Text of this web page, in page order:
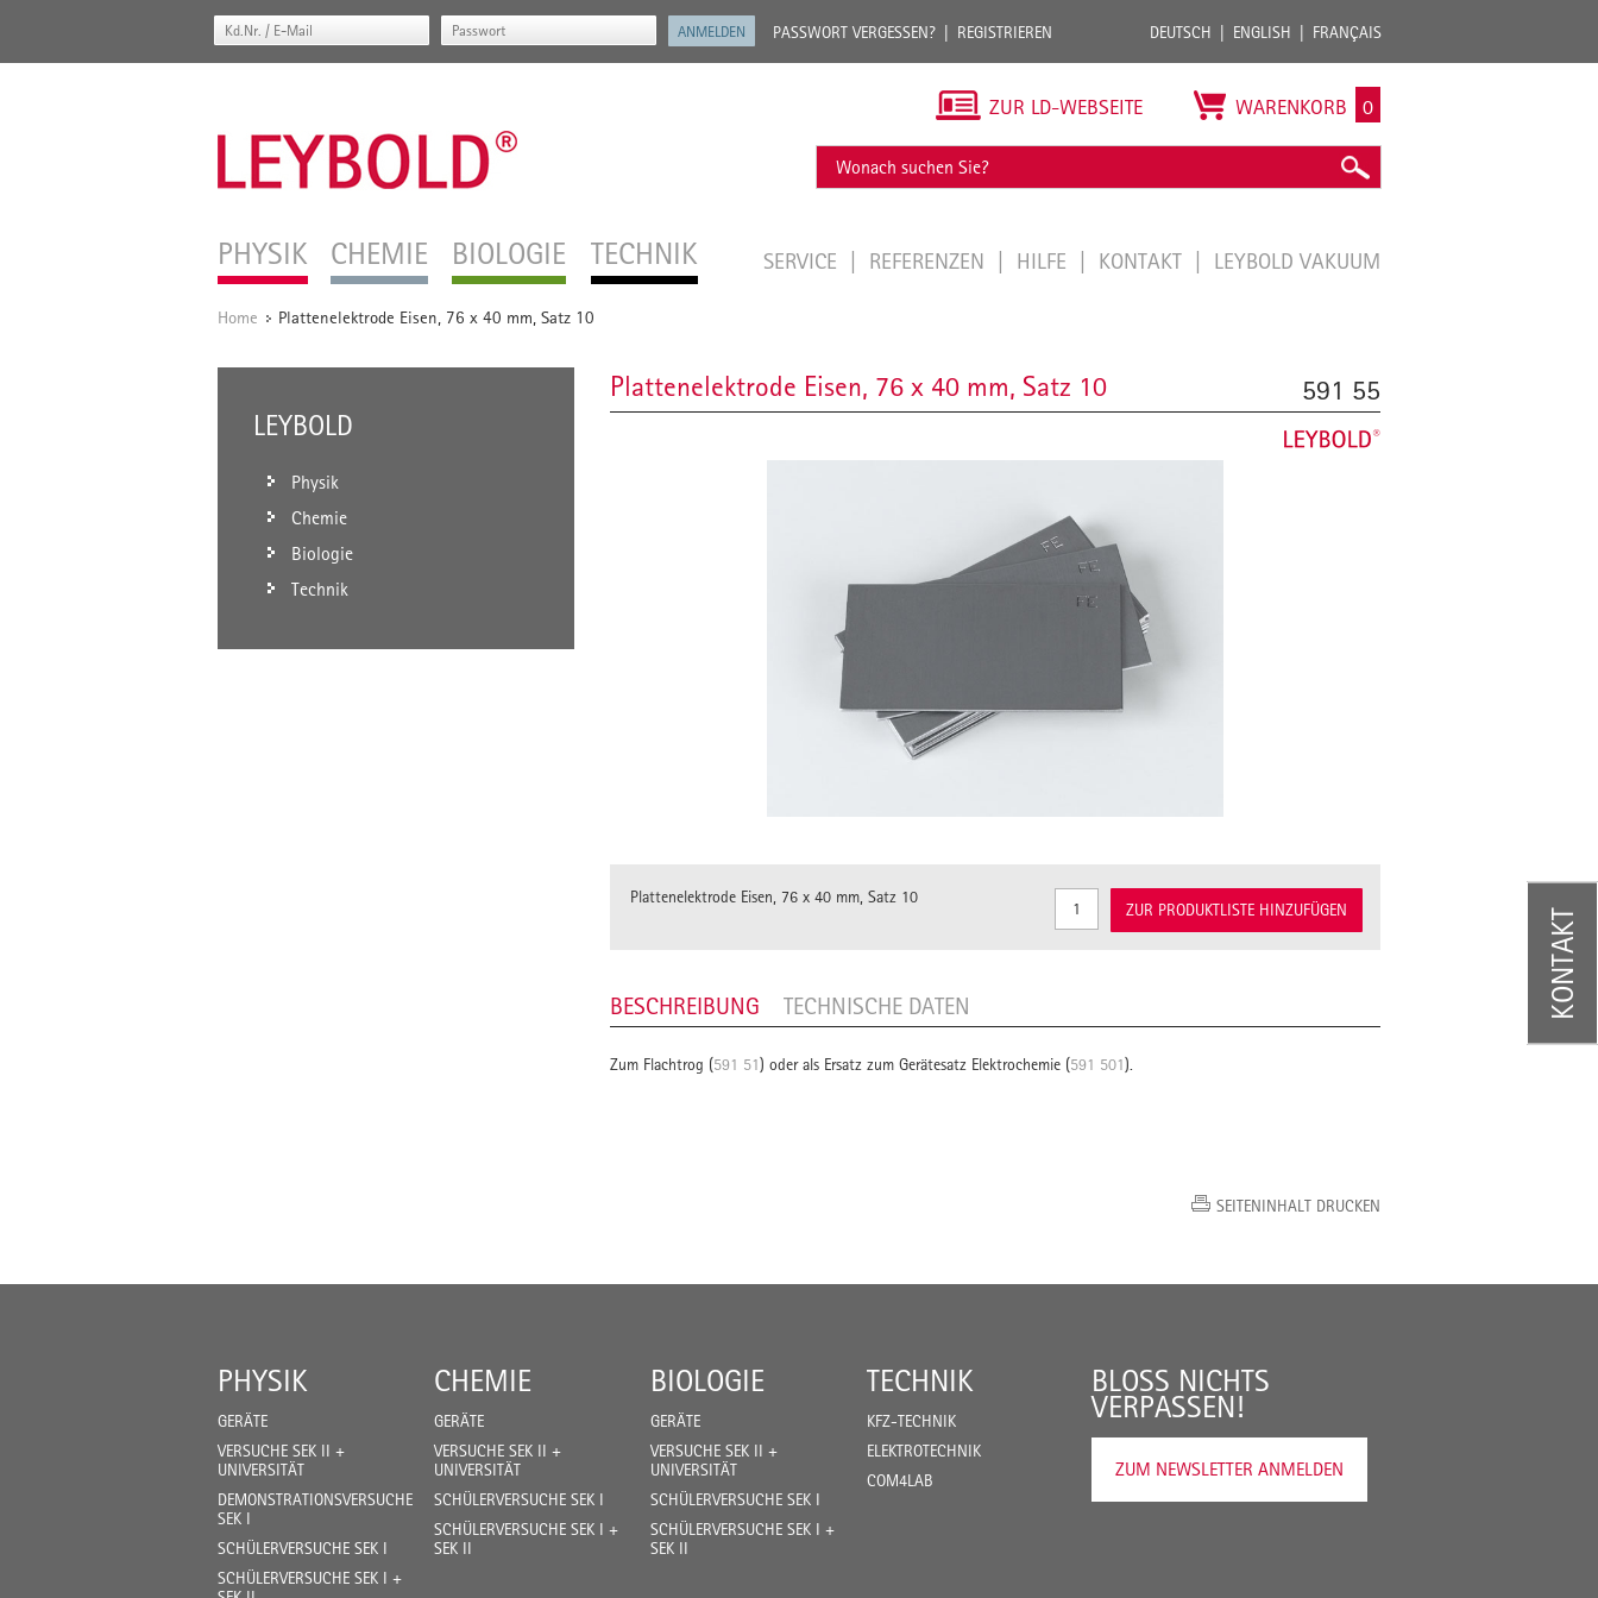
PASSWORT VERGESSEN? REGISTRIEREN DEUTSCH ENGLISH FRANÇAIS
PHYSIK CHEMIE BIOLOGIE TECHNIK
ZUR LD-WEBSEITE WARENKORB 0
SERVICE REFERENZEN HILFE KONTAKT LEYBOLD VAKUUM
Home / Plattenelektrode Eisen, 76 x 40 mm, Satz 10
LEYBOLD
Physik
Chemie
Biologie
Technik
Plattenelektrode Eisen, 76 x 40 mm, Satz 10 591 55
Plattenelektrode Eisen, 76 x 40 mm, Satz 10
ZUR PRODUKTLISTE HINZUFÜGEN
BESCHREIBUNG TECHNISCHE DATEN
Zum Flachtrog (591 51) oder als Ersatz zum Gerätesatz Elektrochemie (591 501).
SEITENINHALT DRUCKEN
PHYSIK
GERÄTE
VERSUCHE SEK II +
UNIVERSITÄT
DEMONSTRATIONSVERSUCHE
SEK I
SCHÜLERVERSUCHE SEK I
SCHÜLERVERSUCHE SEK I +
CHEMIE
GERÄTE
VERSUCHE SEK II +
UNIVERSITÄT
SCHÜLERVERSUCHE SEK I
SCHÜLERVERSUCHE SEK I +
SEK II
BIOLOGIE
GERÄTE
VERSUCHE SEK II +
UNIVERSITÄT
SCHÜLERVERSUCHE SEK I
SCHÜLERVERSUCHE SEK I +
SEK II
TECHNIK
KFZ-TECHNIK
ELEKTROTECHNIK
COM4LAB
BLOSS NICHTS V
ERPASSEN!
ZUM NEWSLETTER ANMELDEN
KONTAKT